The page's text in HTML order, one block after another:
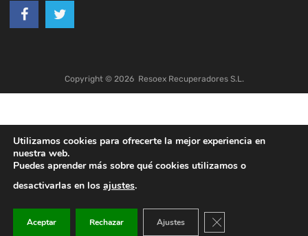
Copyright © 2026 Resoex Recuperadores S.L.
Utilizamos cookies para ofrecerte la mejor experiencia en
nuestra web.
Puedes aprender más sobre qué cookies utilizamos o
desactivarlas en los ajustes.
Aceptar Rechazar Ajustes Cerrar el banner de